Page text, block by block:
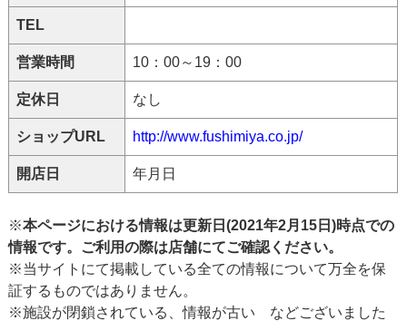
TEL
営業時間 10：00～19：00
定休日 なし
ショップURL http://www.fushimiya.co.jp/
開店日 年月日
※本ページにおける情報は更新日(2021年2月15日)時点での
情報です。ご利用の際は店舗にてご確認ください。
※当サイトにて掲載している全ての情報について万全を保
証するものではありません。
※施設が閉鎖されている、情報が古い などございました